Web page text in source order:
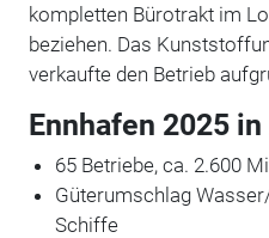
kompletten Bürotrakt im
beziehen. Das
verkaufte den Betrieb
Ennhafen 2025
65 Betriebe, ca. 2.600
Güterumschlag
Schiffe